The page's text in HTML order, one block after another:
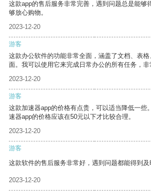
这款app的售后服务非常完善，遇到问题总是能够
够放心购物。
2023-12-20
游客
这款办公软件的功能非常全面，涵盖了文档、表
面。我可以使用它来完成日常办公的所有任务，非
2023-12-20
游客
这款加速器app的价格有点贵，可以适当降低一些
速器app的价格应该在50元以下才比较合理。
2023-12-20
游客
这款软件的售后服务非常好，遇到问题都能得到及
2023-12-20